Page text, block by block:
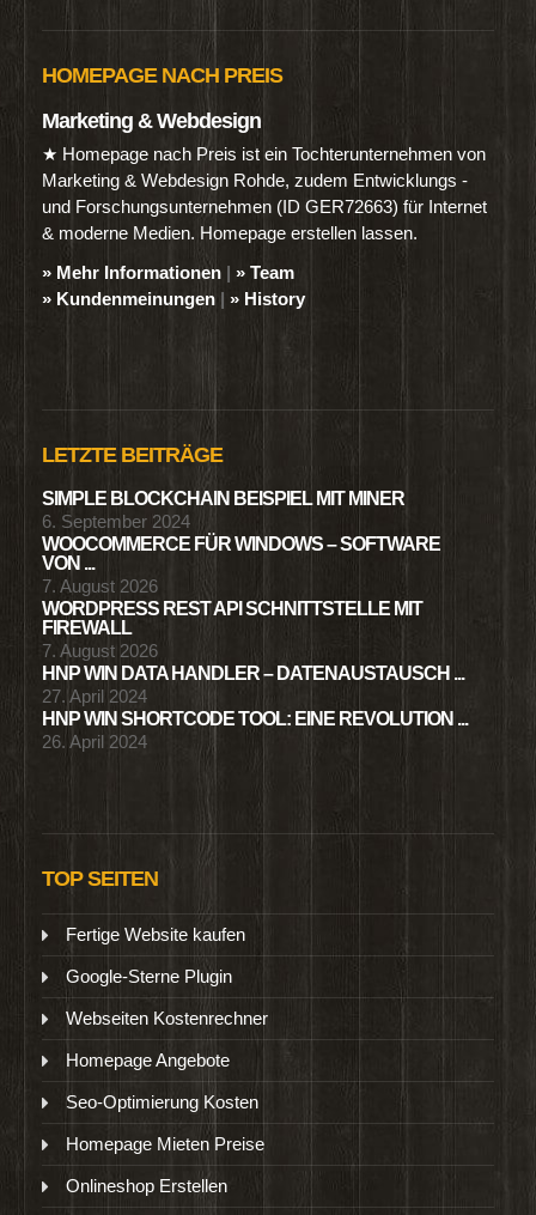
HOMEPAGE NACH PREIS
Marketing & Webdesign
★ Homepage nach Preis ist ein Tochterunternehmen von
Marketing & Webdesign Rohde, zudem Entwicklungs -
und Forschungsunternehmen (ID GER72663) für Internet
& moderne Medien. Homepage erstellen lassen.
» Mehr Informationen | » Team
» Kundenmeinungen | » History
LETZTE BEITRÄGE
SIMPLE BLOCKCHAIN BEISPIEL MIT MINER
6. September 2024
WOOCOMMERCE FÜR WINDOWS – SOFTWARE
VON ...
7. August 2026
WORDPRESS REST API SCHNITTSTELLE MIT
FIREWALL
7. August 2026
HNP WIN DATA HANDLER – DATENAUSTAUSCH ...
27. April 2024
HNP WIN SHORTCODE TOOL: EINE REVOLUTION ...
26. April 2024
TOP SEITEN
Fertige Website kaufen
Google-Sterne Plugin
Webseiten Kostenrechner
Homepage Angebote
Seo-Optimierung Kosten
Homepage Mieten Preise
Onlineshop Erstellen